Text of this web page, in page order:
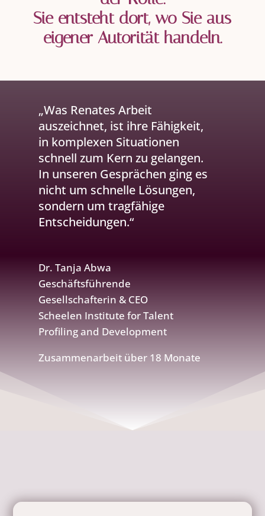
Sie entsteht dort, wo Sie aus
eigener Autorität handeln.
„Was Renates Arbeit
auszeichnet, ist ihre Fähigkeit,
in komplexen Situationen
schnell zum Kern zu gelangen.
In unseren Gesprächen ging es
nicht um schnelle Lösungen,
sondern um tragfähige
Entscheidungen.“
Dr. Tanja Abwa
Geschäftsführende
Gesellschafterin & CEO
Scheelen Institute for Talent
Profiling and Development
Zusammenarbeit über 18 Monate